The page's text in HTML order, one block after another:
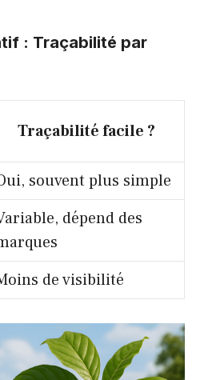
: Traçabilité par
Traçabilité facile ?
souvent plus simple
dépend des
de visibilité